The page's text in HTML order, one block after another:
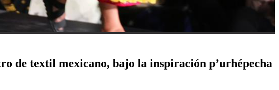
de textil mexicano, bajo la inspiración p’urhépecha